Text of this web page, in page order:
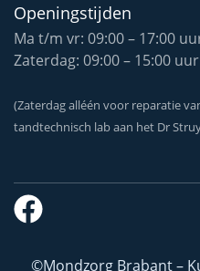
Openingstijden
Ma t/m vr: 09:00 – 17:00
Zaterdag: 09:00 – 15:00 uur
(Zaterdag alléén voor reparatie
tandtechnisch lab aan het Dr
©Mondzorg Brabant –